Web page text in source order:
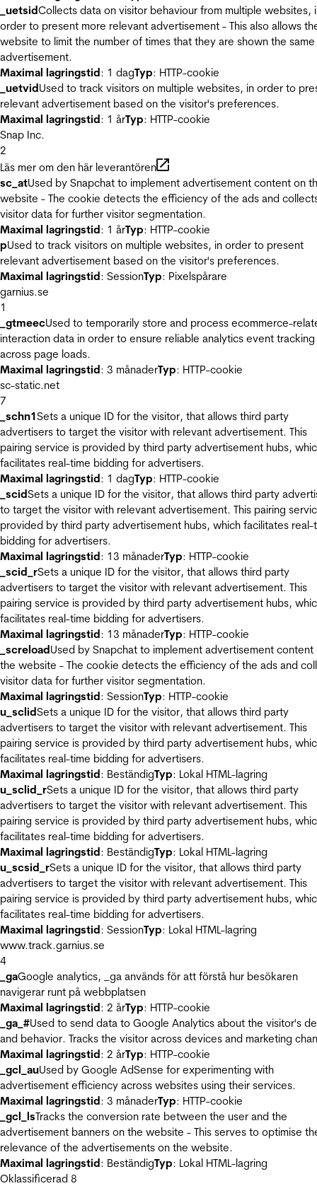
_uetsidCollects data on visitor behaviour from multiple websites,
order to present more relevant advertisement - This also allows
website to limit the number of times that they are shown the same
advertisement.
Maximal lagringstid: 1 dagTyp: HTTP-cookie
_uetvidUsed to track visitors on multiple websites, in order to
relevant advertisement based on the visitor's preferences.
Maximal lagringstid: 1 årTyp: HTTP-cookie
Snap Inc.
2
Läs mer om den här leverantören
sc_atUsed by Snapchat to implement advertisement content on
website - The cookie detects the efficiency of the ads and
visitor data for further visitor segmentation.
Maximal lagringstid: 1 årTyp: HTTP-cookie
pUsed to track visitors on multiple websites, in order to present
relevant advertisement based on the visitor's preferences.
Maximal lagringstid: SessionTyp: Pixelspårare
garnius.se
1
_gtmeecUsed to temporarily store and process ecommerce-
interaction data in order to ensure reliable analytics event tracking
across page loads.
Maximal lagringstid: 3 månaderTyp: HTTP-cookie
sc-static.net
7
_schn1Sets a unique ID for the visitor, that allows third party
advertisers to target the visitor with relevant advertisement. This
pairing service is provided by third party advertisement hubs,
facilitates real-time bidding for advertisers.
Maximal lagringstid: 1 dagTyp: HTTP-cookie
_scidSets a unique ID for the visitor, that allows third party
to target the visitor with relevant advertisement. This pairing
provided by third party advertisement hubs, which facilitates real-
bidding for advertisers.
Maximal lagringstid: 13 månaderTyp: HTTP-cookie
_scid_rSets a unique ID for the visitor, that allows third party
advertisers to target the visitor with relevant advertisement. This
pairing service is provided by third party advertisement hubs,
facilitates real-time bidding for advertisers.
Maximal lagringstid: 13 månaderTyp: HTTP-cookie
_screloadUsed by Snapchat to implement advertisement content
the website - The cookie detects the efficiency of the ads and
visitor data for further visitor segmentation.
Maximal lagringstid: SessionTyp: HTTP-cookie
u_sclidSets a unique ID for the visitor, that allows third party
advertisers to target the visitor with relevant advertisement. This
pairing service is provided by third party advertisement hubs,
facilitates real-time bidding for advertisers.
Maximal lagringstid: BeständigTyp: Lokal HTML-lagring
u_sclid_rSets a unique ID for the visitor, that allows third party
advertisers to target the visitor with relevant advertisement. This
pairing service is provided by third party advertisement hubs,
facilitates real-time bidding for advertisers.
Maximal lagringstid: BeständigTyp: Lokal HTML-lagring
u_scsid_rSets a unique ID for the visitor, that allows third party
advertisers to target the visitor with relevant advertisement. This
pairing service is provided by third party advertisement hubs,
facilitates real-time bidding for advertisers.
Maximal lagringstid: SessionTyp: Lokal HTML-lagring
www.track.garnius.se
4
_gaGoogle analytics, _ga används för att förstå hur besökaren
navigerar runt på webbplatsen
Maximal lagringstid: 2 årTyp: HTTP-cookie
_ga_#Used to send data to Google Analytics about the visitor's
and behavior. Tracks the visitor across devices and marketing
Maximal lagringstid: 2 årTyp: HTTP-cookie
_gcl_auUsed by Google AdSense for experimenting with
advertisement efficiency across websites using their services.
Maximal lagringstid: 3 månaderTyp: HTTP-cookie
_gcl_lsTracks the conversion rate between the user and the
advertisement banners on the website - This serves to optimise
relevance of the advertisements on the website.
Maximal lagringstid: BeständigTyp: Lokal HTML-lagring
Oklassificerad 8